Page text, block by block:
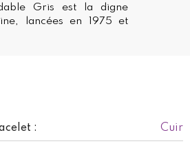
: Cuir
Gris est la digne
lancées en 1975 et